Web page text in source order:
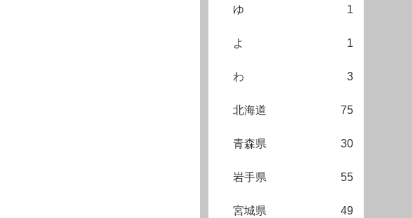
ゆ 1
よ 1
わ 3
北海道 75
青森県 30
岩手県 55
宮城県 49